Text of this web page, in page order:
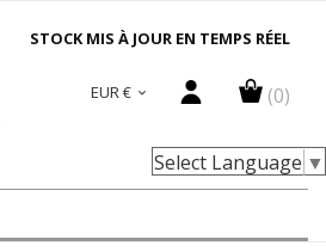
STOCK MIS À JOUR EN TEMPS RÉEL
(0)
EUR € 
Select Language ▼